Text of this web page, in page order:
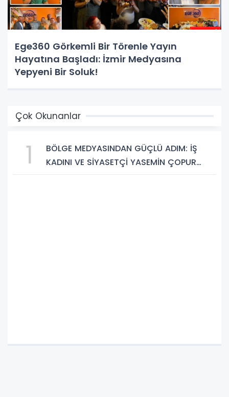
Ege360 Görkemli Bir Törenle Yayın
Hayatına Başladı: İzmir Medyasına
Yepyeni Bir Soluk!
Çok Okunanlar
1
BÖLGE MEDYASINDAN GÜÇLÜ ADIM: İŞ
KADINI VE SİYASETÇİ YASEMİN ÇOPUR